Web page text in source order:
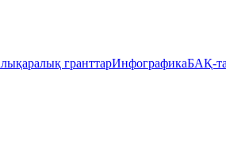
гранттарИнфографикаБАҚ-